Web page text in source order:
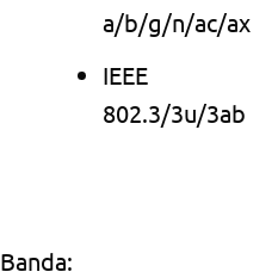
a/b/g/n/ac/ax
IEEE
802.3/3u/3ab
Banda: